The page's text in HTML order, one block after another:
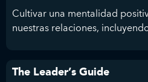
Cultivar una mentalidad
nuestras relaciones,
The Leader’s Guide